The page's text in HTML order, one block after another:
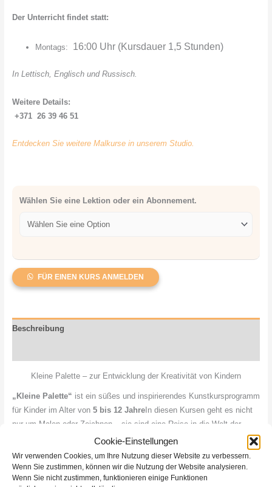
Cookie-Einstellungen
Wir verwenden Cookies, um Ihre Nutzung dieser Website zu verbessern.
Wenn Sie zustimmen, können wir die Nutzung der Website analysieren.
Wenn Sie nicht zustimmen, funktionieren einige Funktionen
Der Unterricht findet statt:
Montags: 16:00 Uhr (Kursdauer 1,5 Stunden)
In Lettisch, Englisch und Russisch.
Weitere Details:
+371 26 39 46 51
Entdecken Sie weitere Malkurse in unserem Studio.
Wählen Sie eine Lektion oder ein Abonnement.
FÜR EINEN KURS ANMELDEN
Beschreibung
Kleine Palette – zur Entwicklung der Kreativität von Kindern
„Kleine Palette“ ist ein süßes und inspirierendes Kunstkursprogramm
für Kinder im Alter von 5 bis 12 JahreIn diesen Kursen geht es nicht
nur um Malen oder Zeichnen – sie sind eine Reise in die Welt der
Fantasie, Gefühle und des Selbstbildes eines Kindes.
Wir glauben, dassjedes Kind ist kreativ, und die Hauptaufgabe
besteht darin, diesen kreativen Funken in einer sicheren und